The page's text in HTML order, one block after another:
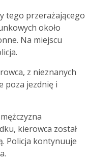
tego przerażającego
około
Na miejscu
z nieznanych
poza jezdnię i
kierowca został
Policja kontynuuje